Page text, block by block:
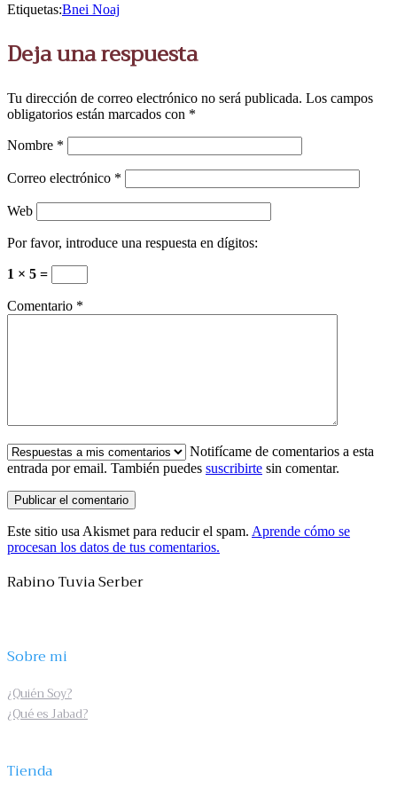
Etiquetas:Bnei Noaj
Deja una respuesta
Tu dirección de correo electrónico no será publicada. Los campos
obligatorios están marcados con *
Nombre *
Correo electrónico *
Web
Por favor, introduce una respuesta en dígitos:
1 × 5 =
Comentario *
Notifícame de comentarios a esta
entrada por email. También puedes suscribirte sin comentar.
Este sitio usa Akismet para reducir el spam. Aprende cómo se
procesan los datos de tus comentarios.
Rabino Tuvia Serber
Sobre mi
¿Quién Soy?
¿Qué es Jabad?
Tienda